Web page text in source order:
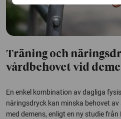
Träning och
vårdbehovet vid
En enkel kombination av dagliga
näringsdryck kan minska behovet
med demens, enligt en ny studie